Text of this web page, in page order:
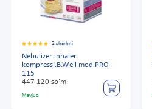
2 sharhni
Nebulizer inhaler
kompressi.B.Well mod.PRO-
115
447 120 so'm
Mavjud